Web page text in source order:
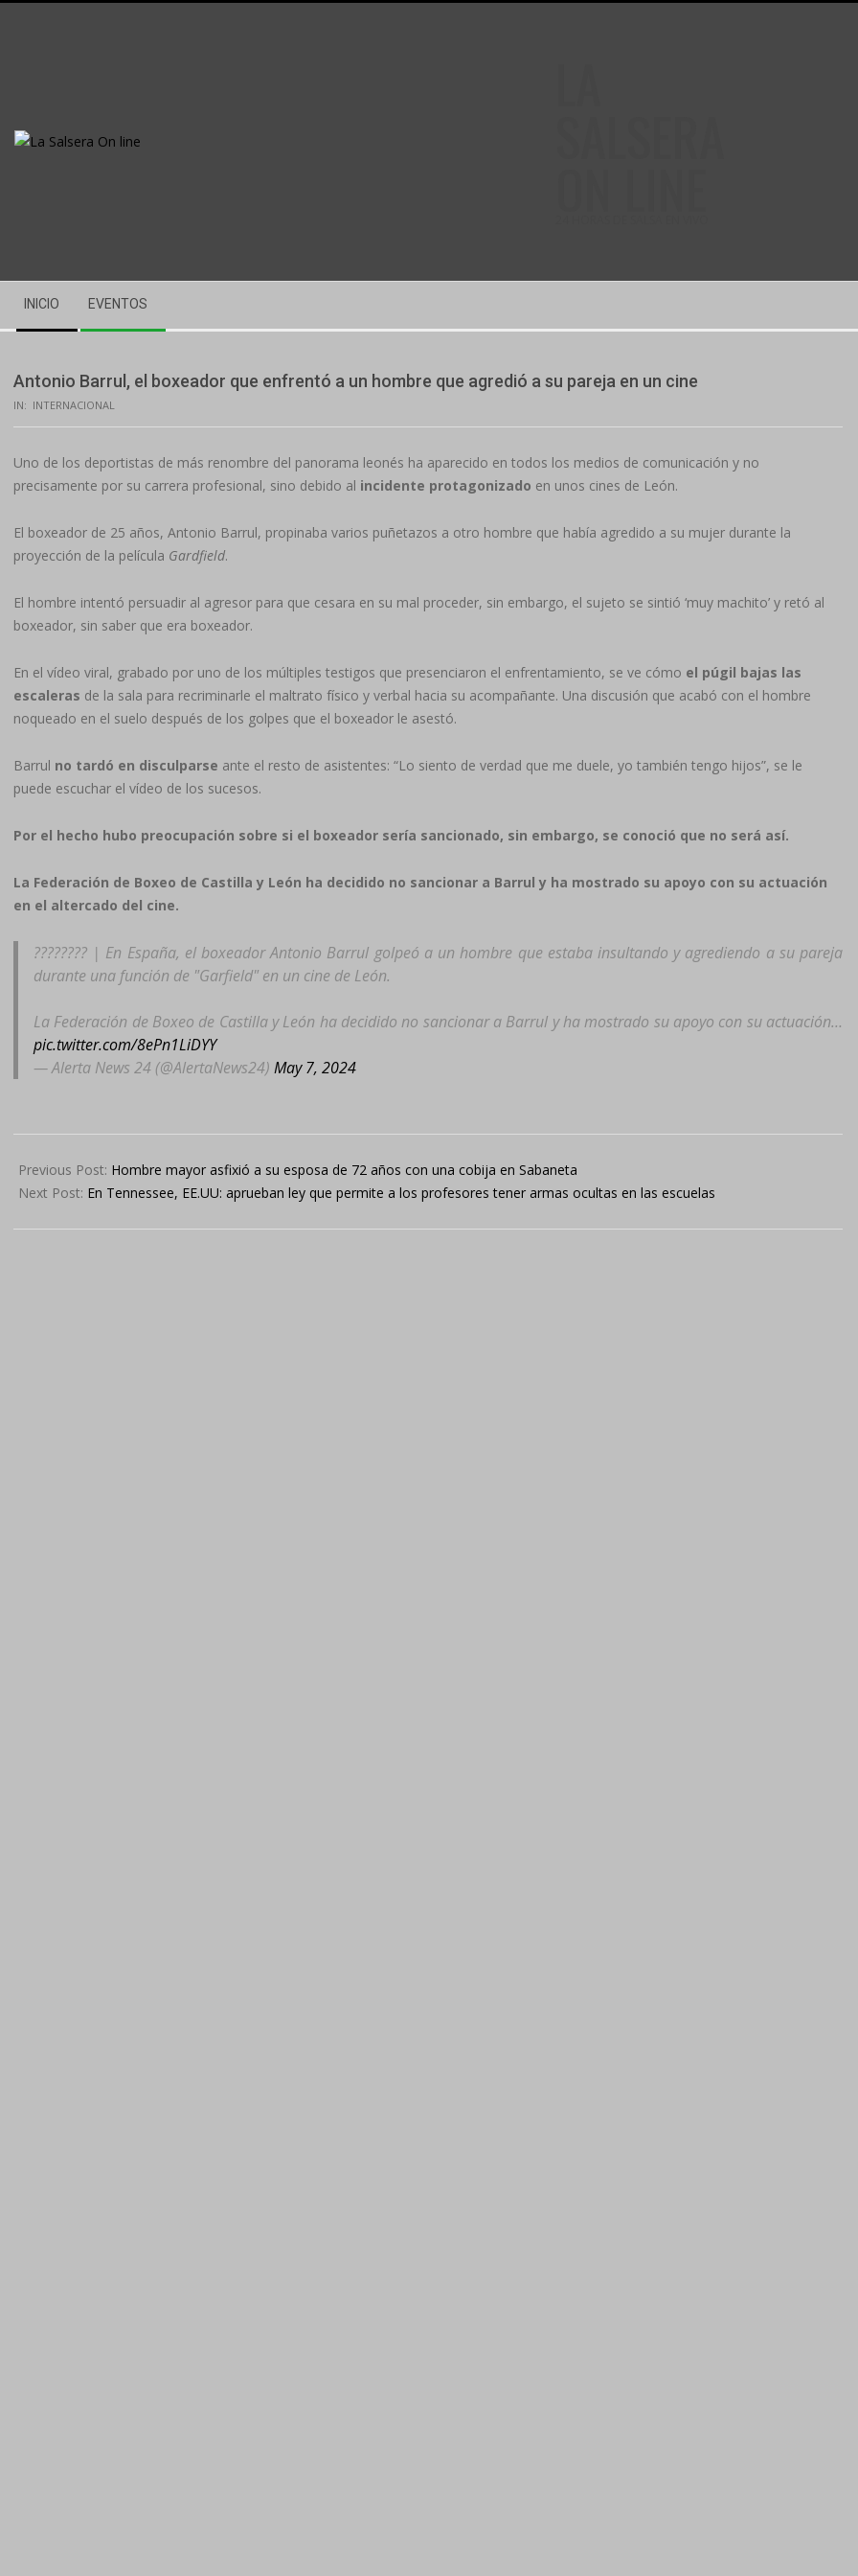
Navigation
Menu
INICIO EVENTOS
Antonio Barrul, el boxeador que enfrentó a un hombre que agredió a su pareja en un cine
IN: INTERNACIONAL
Uno de los deportistas de más renombre del panorama leonés ha aparecido en todos los medios de comunicación y no
precisamente por su carrera profesional, sino debido al incidente protagonizado en unos cines de León.
El boxeador de 25 años, Antonio Barrul, propinaba varios puñetazos a otro hombre que había agredido a su mujer durante la
proyección de la película Gardfield.
El hombre intentó persuadir al agresor para que cesara en su mal proceder, sin embargo, el sujeto se sintió ‘muy machito’ y retó al
boxeador, sin saber que era boxeador.
En el vídeo viral, grabado por uno de los múltiples testigos que presenciaron el enfrentamiento, se ve cómo el púgil bajas las
escaleras de la sala para recriminarle el maltrato físico y verbal hacia su acompañante. Una discusión que acabó con el hombre
noqueado en el suelo después de los golpes que el boxeador le asestó.
Barrul no tardó en disculparse ante el resto de asistentes: “Lo siento de verdad que me duele, yo también tengo hijos”, se le
puede escuchar el vídeo de los sucesos.
Por el hecho hubo preocupación sobre si el boxeador sería sancionado, sin embargo, se conoció que no será así.
La Federación de Boxeo de Castilla y León ha decidido no sancionar a Barrul y ha mostrado su apoyo con su actuación
en el altercado del cine.
???????? | En España, el boxeador Antonio Barrul golpeó a un hombre que estaba insultando y agrediendo a su pareja
durante una función de "Garfield" en un cine de León.
La Federación de Boxeo de Castilla y León ha decidido no sancionar a Barrul y ha mostrado su apoyo con su actuación…
pic.twitter.com/8ePn1LiDYY
— Alerta News 24 (@AlertaNews24) May 7, 2024
05-
07
Previous Post: Hombre mayor asfixió a su esposa de 72 años con una cobija en Sabaneta
Next Post: En Tennessee, EE.UU: aprueban ley que permite a los profesores tener armas ocultas en las escuelas